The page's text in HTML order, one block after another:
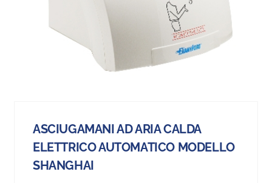
ASCIUGAMANI AD ARIA CALDA
ELETTRICO AUTOMATICO MODELLO
SHANGHAI